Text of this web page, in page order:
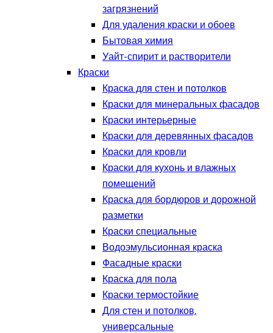
загрязнений
Для удаления краски и обоев
Бытовая химия
Уайт-спирит и растворители
Краски
Краска для стен и потолков
Краски для минеральных фасадов
Краски интерьерные
Краски для деревянных фасадов
Краски для кровли
Краски для кухонь и влажных
помещений
Краска для бордюров и дорожной
разметки
Краски специальные
Водоэмульсионная краска
Фасадные краски
Краска для пола
Краски термостойкие
Для стен и потолков,
универсальные